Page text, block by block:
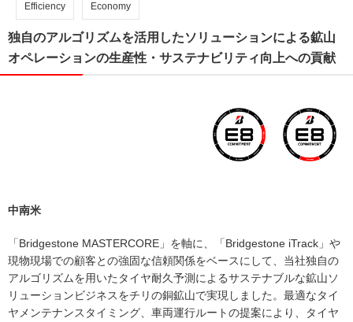
Efficiency Economy
独自のアルゴリズムを活用したソリューションによる鉱山
オペレーションの生産性・サステナビリティ向上への貢献
中南米
「Bridgestone MASTERCORE」を軸に、「Bridgestone iTrack」や
現物現場での顧客との強固な信頼関係をベースにして、当社独自の
アルゴリズムを用いたタイヤ耐久予測によるサステナブルな鉱山ソ
リューションビジネスをチリの銅鉱山で実現しました。最適なタイ
ヤメンテナンスタイミング、車両運行ルートの提案により、タイヤ